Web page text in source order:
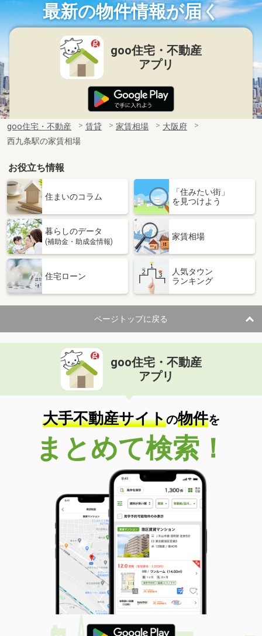
最新の物件情報が届く
goo住宅・不動産
アプリ
goo住宅・不動産 賃貸 家賃相場
大阪府
西九条駅の家賃相場
お役立ち情報
住まいのコラム
「住みたい街」
を見つけよう
暮らしのデータ
(補助金・助成金情報)
家賃相場
住宅ローン
人気タウン
ランキング
ページトップに戻る
goo住宅・不動産
アプリ
大手不動産サイトの物件を
まとめて検索！